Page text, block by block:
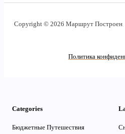
Copyright © 2026 Маршрут Построен
Политика
Categories
Бюджетные Путешествия